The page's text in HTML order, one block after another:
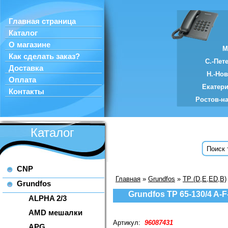
Главная страница
Каталог
О магазине
Как сделать заказ?
Доставка
Оплата
Контакты
С.-
Н.-
Ростов-
Каталог
CNP
Grundfos
ALPHA 2/3
AMD мешалки
Главная » Grundfos » TP (D,E,ED,B)
Grundfos TP 65-130/4 A-
Артикул: 96087431